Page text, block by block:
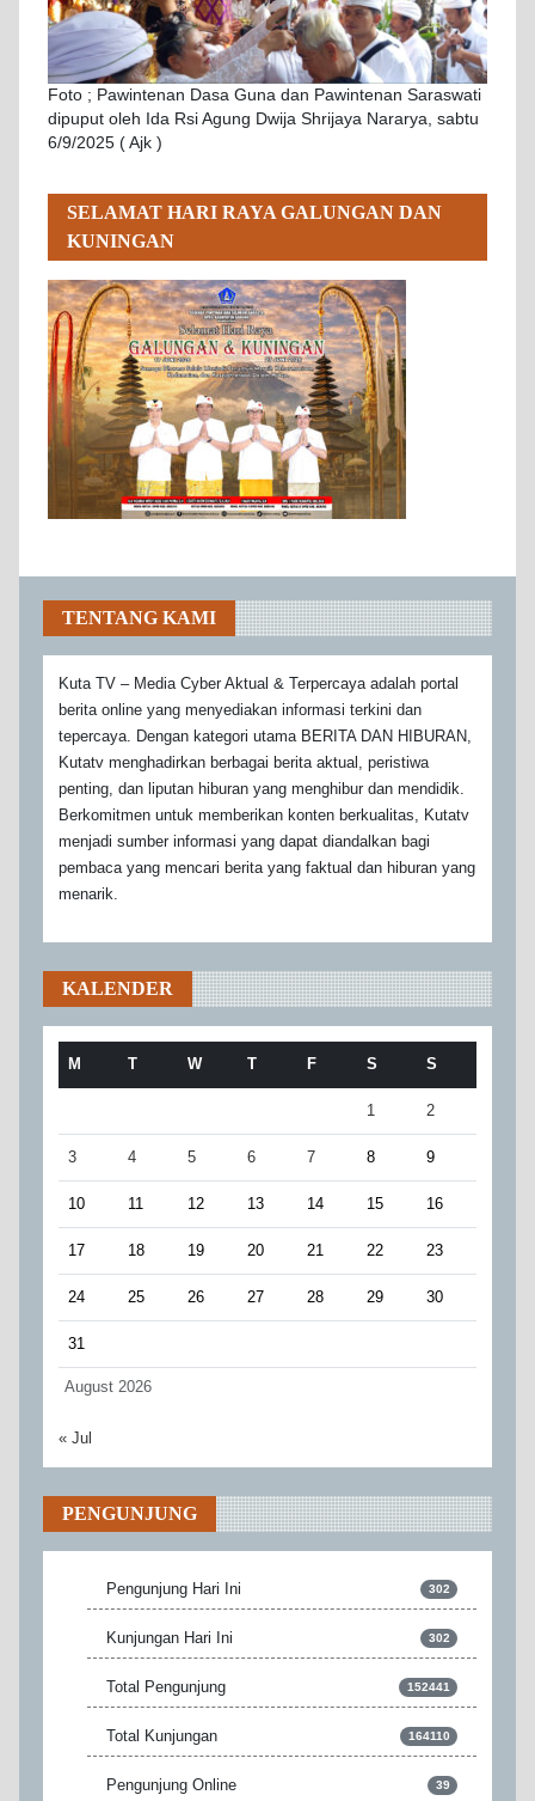
Foto ; Pawintenan Dasa Guna dan Pawintenan Saraswati
dipuput oleh Ida Rsi Agung Dwija Shrijaya Nararya, sabtu
6/9/2025 ( Ajk )
SELAMAT HARI RAYA GALUNGAN DAN
KUNINGAN
TENTANG KAMI
Kuta TV – Media Cyber Aktual & Terpercaya adalah portal
berita online yang menyediakan informasi terkini dan
tepercaya. Dengan kategori utama BERITA DAN HIBURAN,
Kutatv menghadirkan berbagai berita aktual, peristiwa
penting, dan liputan hiburan yang menghibur dan mendidik.
Berkomitmen untuk memberikan konten berkualitas, Kutatv
menjadi sumber informasi yang dapat diandalkan bagi
pembaca yang mencari berita yang faktual dan hiburan yang
menarik.
KALENDER
August 2026
M T W T F S S
1 2
3 4 5 6 7 8 9
10 11 12 13 14 15 16
17 18 19 20 21 22 23
24 25 26 27 28 29 30
31
« Jul
PENGUNJUNG
Pengunjung Hari Ini 302
Kunjungan Hari Ini 302
Total Pengunjung 152441
Total Kunjungan 164110
Pengunjung Online 39